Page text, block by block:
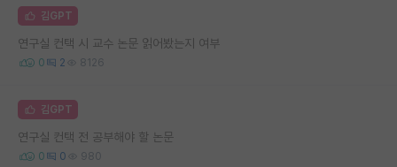
김GPT
연구실 컨택 시 교수 논문 읽어봤는지 여부
0 2 8126
김GPT
연구실 컨택 전 공부해야 할 논문
0 0 980